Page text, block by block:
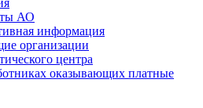
АО
информация
организации
центра
оказывающих платные